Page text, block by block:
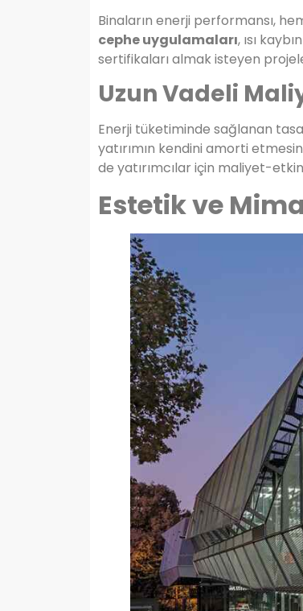
Binaların enerji performansı,
cephe uygulamaları, ısı
sertifikaları almak isteyen
Uzun Vadeli
Enerji tüketiminde sağlanan
yatırımın kendini amorti
de yatırımcılar için maliyet-
Estetik ve